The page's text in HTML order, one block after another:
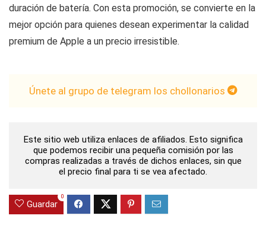
duración de batería. Con esta promoción, se convierte en la
mejor opción para quienes desean experimentar la calidad
premium de Apple a un precio irresistible.
Únete al grupo de telegram los chollonarios
Este sitio web utiliza enlaces de afiliados. Esto significa
que podemos recibir una pequeña comisión por las
compras realizadas a través de dichos enlaces, sin que
el precio final para ti se vea afectado.
Guardar
0